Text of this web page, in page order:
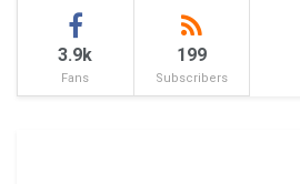
3.9k
Fans
199
Subscribers